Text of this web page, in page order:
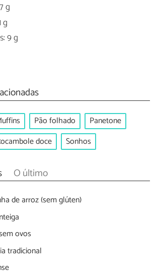
g
g
9 g
Pão folhado
Panetone
doce
Sonhos
O último
de arroz (sem glúten)
ovos
tradicional